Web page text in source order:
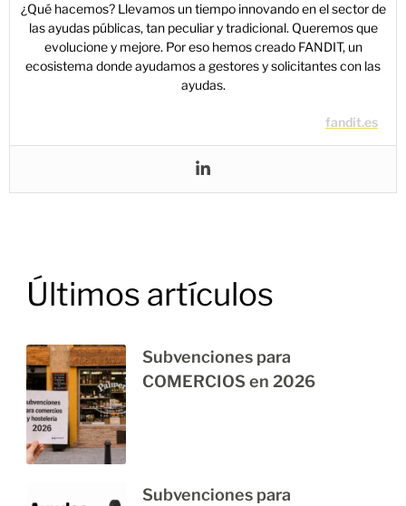
¿Qué hacemos? Llevamos un tiempo innovando en el sector de
las ayudas públicas, tan peculiar y tradicional. Queremos que
evolucione y mejore. Por eso hemos creado FANDIT, un
ecosistema donde ayudamos a gestores y solicitantes con las
ayudas.
fandit.es
Últimos artículos
Subvenciones para
COMERCIOS en 2026
Subvenciones para